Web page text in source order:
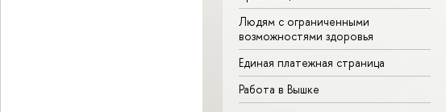
Людям с ограниченными
возможностями здоровья
Единая платежная страница
Работа в Вышке